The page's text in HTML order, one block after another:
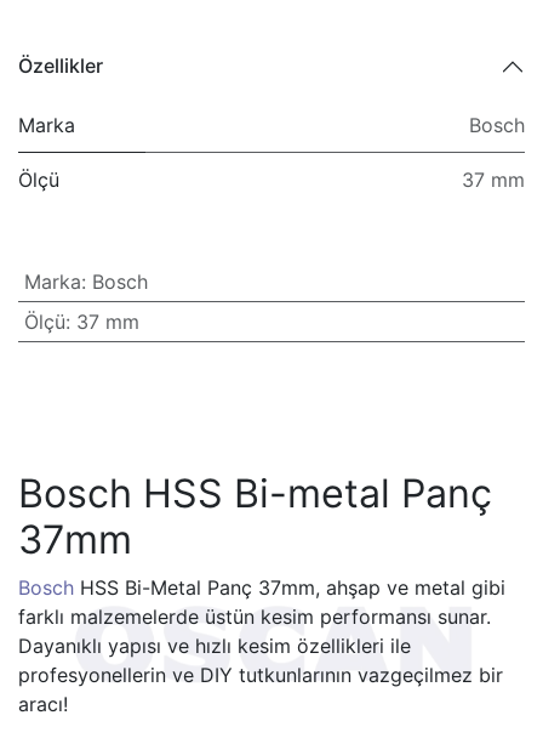
Özellikler
Marka Bosch
Ölçü 37 mm
Marka: Bosch
Ölçü: 37 mm
Bosch HSS Bi-metal Panç
37mm
Bosch HSS Bi-Metal Panç 37mm, ahşap ve metal gibi
farklı malzemelerde üstün kesim performansı sunar.
Dayanıklı yapısı ve hızlı kesim özellikleri ile
profesyonellerin ve DIY tutkunlarının vazgeçilmez bir
aracı!